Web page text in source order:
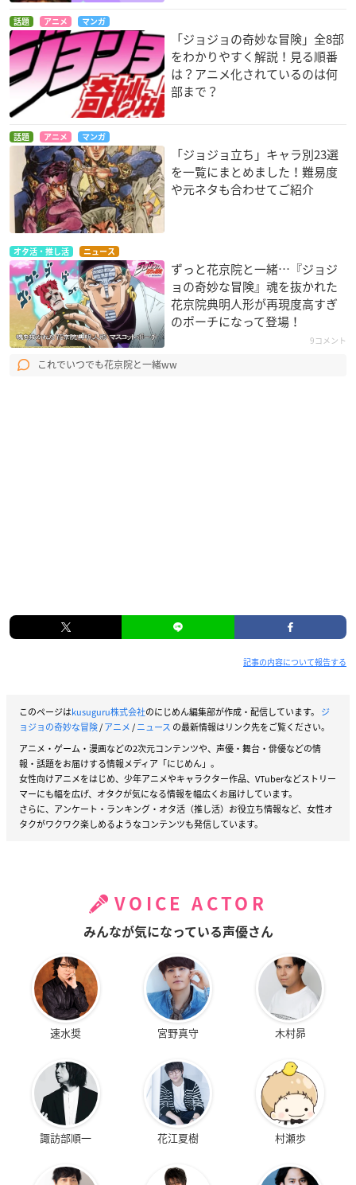
話題 アニメ マンガ
「ジョジョの奇妙な冒険」全8部
をわかりやすく解説！見る順番
は？アニメ化されているのは何
部まで？
話題 アニメ マンガ
「ジョジョ立ち」キャラ別23選
を一覧にまとめました！難易度
や元ネタも合わせてご紹介
オタ活・推し活 ニュース
ずっと花京院と一緒…『ジョジ
ョの奇妙な冒険』魂を抜かれた
花京院典明人形が再現度高すぎ
のポーチになって登場！
9コメント
これでいつでも花京院と一緒ww
記事の内容について報告する
このページはkusuguru株式会社のにじめん編集部が作成・配信しています。 ジ
ョジョの奇妙な冒険/アニメ/ニュース の最新情報はリンク先をご覧ください。
アニメ・ゲーム・漫画などの2次元コンテンツや、声優・舞台・俳優などの情
報・話題をお届けする情報メディア「にじめん」。
女性向けアニメをはじめ、少年アニメやキャラクター作品、VTuberなどストリー
マーにも幅を広げ、オタクが気になる情報を幅広くお届けしています。
さらに、アンケート・ランキング・オタ活（推し活）お役立ち情報など、女性オ
タクがワクワク楽しめるようなコンテンツも発信しています。
VOICE ACTOR
みんなが気になっている声優さん
速水奨 宮野真守 木村昴
諏訪部順一 花江夏樹 村瀬歩